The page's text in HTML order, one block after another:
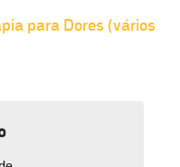
para Dores (vários